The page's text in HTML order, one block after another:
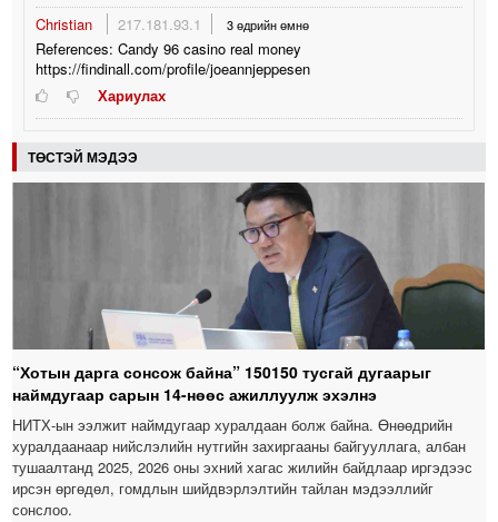
Christian 217.181.93.1 3 өдрийн өмнө
References: Candy 96 casino real money
https://findinall.com/profile/joeannjeppesen
Хариулах
ТӨСТЭЙ МЭДЭЭ
“Хотын дарга сонсож байна” 150150 тусгай дугаарыг
наймдугаар сарын 14-нөөс ажиллуулж эхэлнэ
НИТХ-ын ээлжит наймдугаар хуралдаан болж байна. Өнөөдрийн
хуралдаанаар нийслэлийн нутгийн захиргааны байгууллага, албан
тушаалтанд 2025, 2026 оны эхний хагас жилийн байдлаар иргэдээс
ирсэн өргөдөл, гомдлын шийдвэрлэлтийн тайлан мэдээллийг
сонслоо.